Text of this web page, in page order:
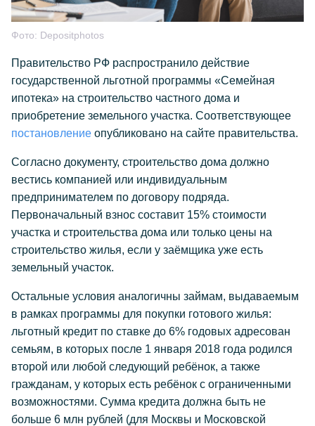
Фото: Depositphotos
Правительство РФ распространило действие
государственной льготной программы «Семейная
ипотека» на строительство частного дома и
приобретение земельного участка. Соответствующее
постановление опубликовано на сайте правительства.
Согласно документу, строительство дома должно
вестись компанией или индивидуальным
предпринимателем по договору подряда.
Первоначальный взнос составит 15% стоимости
участка и строительства дома или только цены на
строительство жилья, если у заёмщика уже есть
земельный участок.
Остальные условия аналогичны займам, выдаваемым
в рамках программы для покупки готового жилья:
льготный кредит по ставке до 6% годовых адресован
семьям, в которых после 1 января 2018 года родился
второй или любой следующий ребёнок, а также
гражданам, у которых есть ребёнок с ограниченными
возможностями. Сумма кредита должна быть не
больше 6 млн рублей (для Москвы и Московской